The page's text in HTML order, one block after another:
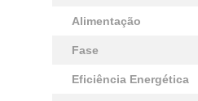
Alimentação
Fase
Eficiência Energética